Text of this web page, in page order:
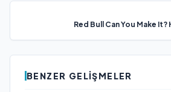
Red Bull Can You Make It?
BENZER GELIŞMELER